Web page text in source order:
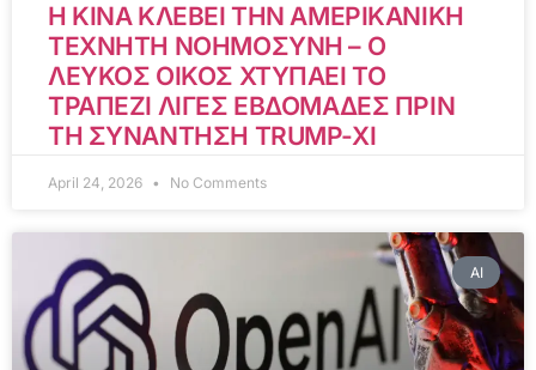
Η ΚΙΝΑ ΚΛΕΒΕΙ ΤΗΝ ΑΜΕΡΙΚΑΝΙΚΗ
ΤΕΧΝΗΤΗ ΝΟΗΜΟΣΥΝΗ – Ο
ΛΕΥΚΟΣ ΟΙΚΟΣ ΧΤΥΠΑΕΙ ΤΟ
ΤΡΑΠΕΖΙ ΛΙΓΕΣ ΕΒΔΟΜΑΔΕΣ ΠΡΙΝ
ΤΗ ΣΥΝΑΝΤΗΣΗ TRUMP-XI
April 24, 2026 No Comments
AI